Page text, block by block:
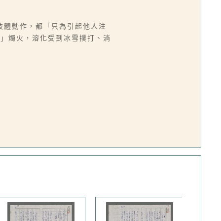
動作，都「只為引起他人注
燭火，溶化受到冰雪撲打、淌